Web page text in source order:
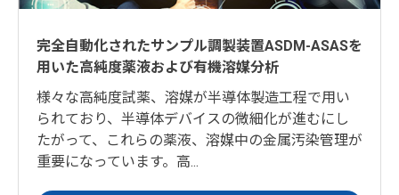
完全自動化されたサンプル調製装置ASDM-ASASを
用いた高純度薬液および有機溶媒分析
様々な高純度試薬、溶媒が半導体製造工程で用い
られており、半導体デバイスの微細化が進むにし
たがって、これらの薬液、溶媒中の金属汚染管理が
重要になっています。高...